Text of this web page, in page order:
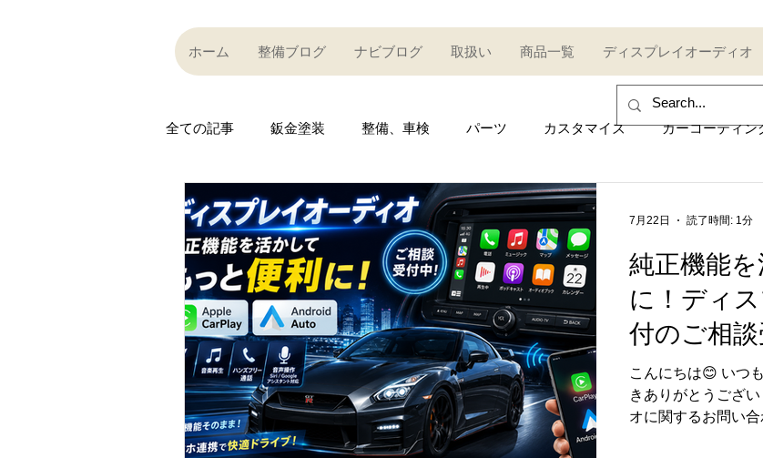
ホーム 整備ブログ ナビブログ 取扱い 商品一覧 ディスプレイオーディオ
全ての記事 鈑金塗装 整備、車検 パーツ カスタマイズ カーコーティン
Partner company 買い取り sales and purchase イベント
Car community その他 Other category 中古車 Secondhand car セ
R35 GT-R R35 GT-R AUDI AUDI ポルシェ Porsche トヨタ
Ferrari
純正機能
に！ディ
付のご相
こんにちは😊 いつ
きありがとうござ
オに関するお問い
7月22日 読了時間: 1分